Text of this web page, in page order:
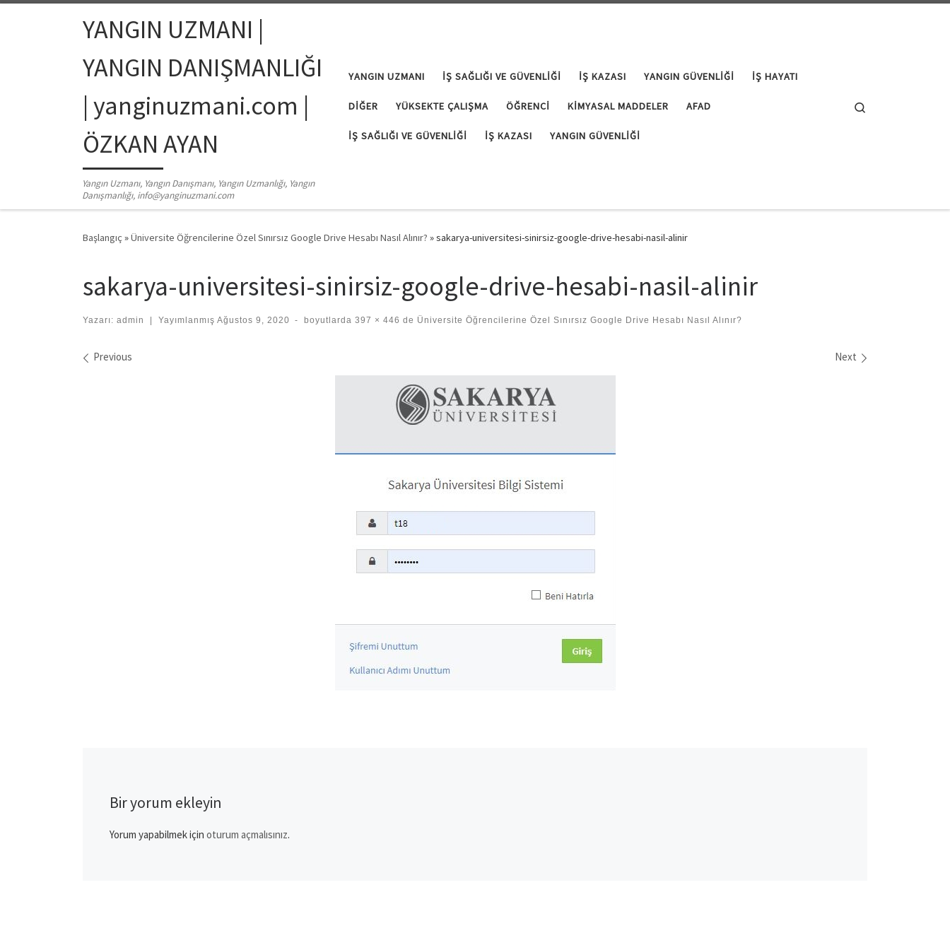
Skip to contentYANGIN UZMANI |
YANGIN DANIŞMANLIĞI
| yanginuzmani.com |
ÖZKAN AYAN
Yangın Uzmanı, Yangın Danışmanı, Yangın Uzmanlığı, Yangın
Danışmanlığı, info@yanginuzmani.com
YANGIN UZMANI İŞ SAĞLIĞI VE GÜVENLIĞI İŞ KAZASI YANGIN GÜVENLIĞI İŞ HAYATI
DIĞER YÜKSEKTE ÇALIŞMA ÖĞRENCI KIMYASAL MADDELER AFAD
İŞ SAĞLIĞI VE GÜVENLIĞI İŞ KAZASI YANGIN GÜVENLIĞI
Başlangıç »Üniversite Öğrencilerine Özel Sınırsız Google Drive Hesabı Nasıl Alınır? »sakarya-universitesi-sinirsiz-google-drive-hesabi-nasil-alinir
sakarya-universitesi-sinirsiz-google-drive-hesabi-nasil-alinir
Yazarı: admin Yayımlanmış Ağustos 9, 2020 - boyutlarda 397 × 446 de Üniversite Öğrencilerine Özel Sınırsız Google Drive Hesabı Nasıl Alınır?
Images navigation
Previous Next
Bir yorum ekleyin
Yorum yapabilmek için oturum açmalısınız.